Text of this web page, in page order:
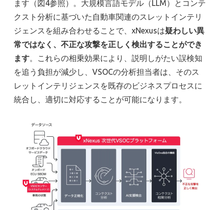
ます（図4参照）。大規模言語モデル（LLM）とコンテ
クスト分析に基づいた自動車関連のスレットインテリ
ジェンスを組み合わせることで、xNexusは疑わしい異
常ではなく、不正な攻撃を正しく検出することができ
ます。
これらの相乗効果により、説明しがたい誤検知
を追う負担が減少し、VSOCの分析担当者は、そのス
レットインテリジェンスを既存のビジネスプロセスに
統合し、適切に対応することが可能になります。